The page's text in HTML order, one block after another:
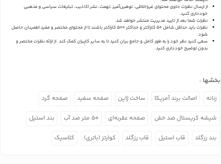
از ارسال نظرات حاوی محتوای غیراخلاقی، توهین‌آمیز، تهمت، نشر اکاذیب، تبلیغات سیاسی و مذهبی
خودداری کنید.
نظرات شما بعد از تایید مدیریت منتشر خواهد شد.
نظرات باید حداقل شامل 50 کاراکتر و حداکثر 500 کاراکتر باشند تا از محتوای مختصر و مفید اطمینان حاصل
شود.
سعی کنید نظر خود را به طور کامل و جامع بیان کنید تا به سایر کاربران کمک کند.از ارائه نظرات مختصر و
بدون توضیح خودداری کنید.
بخشها :
زنانه اصالت برند آمریکا ساخت ژاپن صفحه سفید صفحه گرد
شیشه کریستال ضد خش صفحه عقربه‌ای ۵۰ متر ضد آب بند استیل
بند رزگلد قاب استیل قاب رزگلد کوارتز (باتری) کلاسیک